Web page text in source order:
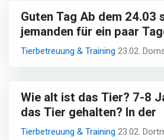
Guten Tag Ab dem 24.03
jemanden für ein paar
Tierbetreuung & Training 23.02.
Wie alt ist das Tier? 7-8
das Tier gehalten? In der
Tierbetreuung & Training 23.02.